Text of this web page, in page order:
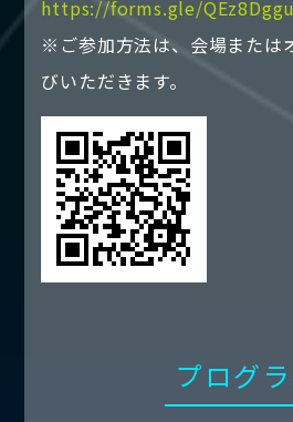
https://forms.gle/
※ご参加方法は、会場または
びいただきます。
プログ